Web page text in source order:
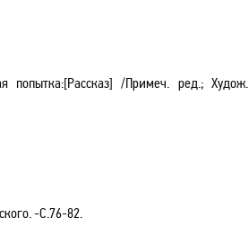
/Примеч. ред.; Худож.
-С.76-82.